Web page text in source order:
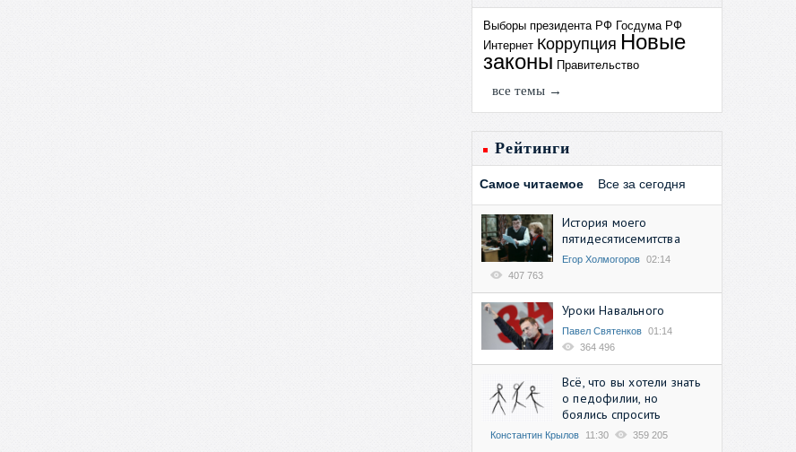
Выборы президента РФ Госдума РФ
Интернет Коррупция Новые
законы Правительство
все темы →
Рейтинги
Самое читаемое Все за сегодня
История моего
пятидесятисемитства
Егор Холмогоров 02:14
407 763
Уроки Навального
Павел Святенков 01:14
364 496
Всё, что вы хотели знать
о педофилии, но
боялись спросить
Константин Крылов 11:30 359 205